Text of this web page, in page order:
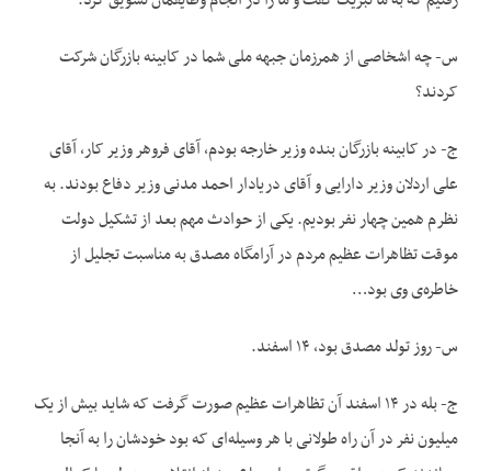
س- چه اشخاصی از همرزمان جبهه ملی شما در کابینه بازرگان شرکت
کردند؟
ج- در کابینه بازرگان بنده وزیر خارجه بودم، آقای فروهر وزیر کار، آقای
علی اردلان وزیر دارایی و آقای دریادار احمد مدنی وزیر دفاع بودند. به
نظرم همین چهار نفر بودیم. یکی از حوادث مهم بعد از تشکیل دولت
موقت تظاهرات عظیم مردم در آرامگاه مصدق به مناسبت تجلیل از
خاطره‌‌ی وی بود…
س- روز تولد مصدق بود، ۱۴ اسفند.
ج- بله در ۱۴ اسفند آن تظاهرات عظیم صورت گرفت که شاید بیش از یک
میلیون نفر در آن راه طولانی با هر وسیله‌‌ای که بود خودشان را به آنجا